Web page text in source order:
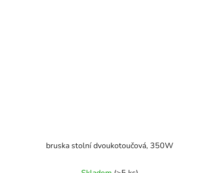
bruska stolní dvoukotoučová, 350W